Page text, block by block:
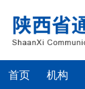
首页 机构